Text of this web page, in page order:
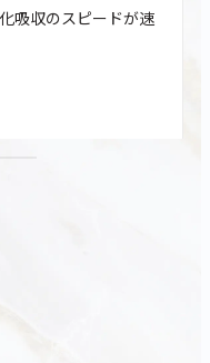
吸収のスピードが速